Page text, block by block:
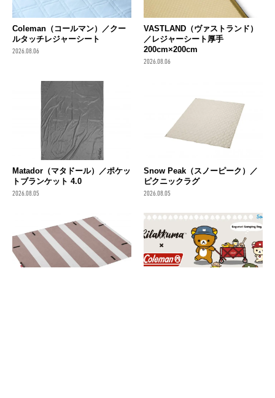
Coleman（コールマン）／クー
ルタッチレジャーシート
2026.08.06
VASTLAND（ヴァストランド）
／レジャーシート厚手
200cm×200cm
2026.08.06
Matador（マタドール）／ポケッ
トブランケット 4.0
2026.08.05
Snow Peak（スノーピーク）／
ピクニックラグ
2026.08.05